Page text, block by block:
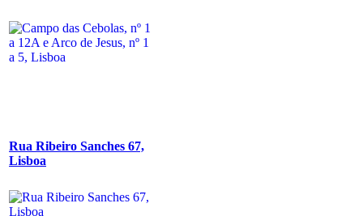
Rua Ribeiro Sanches 67,
Lisboa